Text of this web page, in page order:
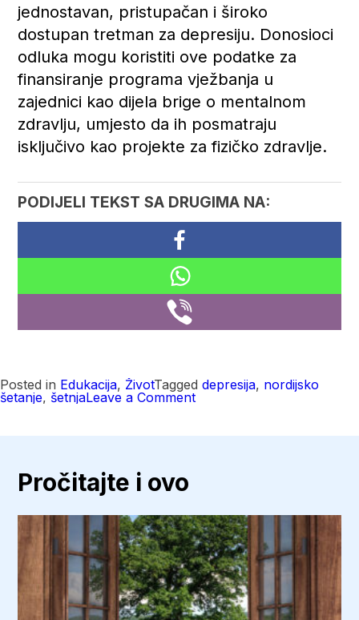
jednostavan, pristupačan i široko
dostupan tretman za depresiju. Donosioci
odluka mogu koristiti ove podatke za
finansiranje programa vježbanja u
zajednici kao dijela brige o mentalnom
zdravlju, umjesto da ih posmatraju
isključivo kao projekte za fizičko zdravlje.
PODIJELI TEKST SA DRUGIMA NA:
Posted in Edukacija, ŽivotTagged depresija, nordijsko
šetanje, šetnjaLeave a Commenton
Pročitajte i ovo